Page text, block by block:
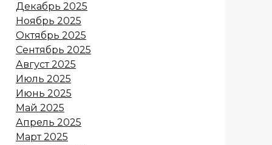
Декабрь 2025
Ноябрь 2025
Октябрь 2025
Сентябрь 2025
Август 2025
Июль 2025
Июнь 2025
Май 2025
Апрель 2025
Март 2025